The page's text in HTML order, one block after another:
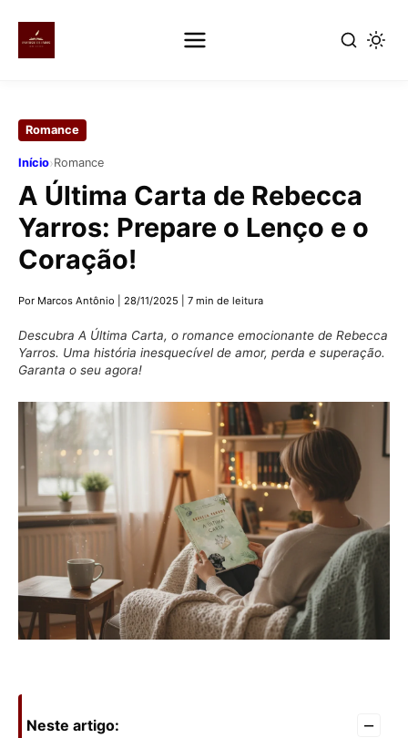
conteúdo
principal
Romance
Início›Romance
A Última Carta de Rebecca
Yarros: Prepare o Lenço e o
Coração!
Por Marcos Antônio 28/11/2025 7 min de leitura
Descubra A Última Carta, o romance emocionante de Rebecca
Yarros. Uma história inesquecível de amor, perda e superação.
Garanta o seu agora!
Neste artigo: –